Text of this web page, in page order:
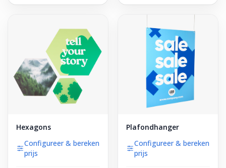
Hexagons
Configureer & bereken
prijs
Plafondhanger
Configureer & bereken
prijs